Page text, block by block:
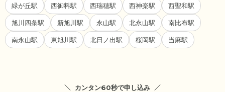
緑が丘駅 西御料駅 西瑞穂駅 西神楽駅 西聖和駅
旭川四条駅 新旭川駅 永山駅 北永山駅 南比布駅
南永山駅 東旭川駅 北日ノ出駅 桜岡駅 当麻駅
カンタン60秒で申し込み